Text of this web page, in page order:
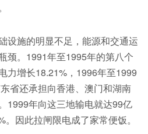
设施的明显不足，能源和交通运
颈。1991年至1995年的第八个
力增长18.21%，1996年至1999
省还承担向香港、澳门和湖南
1999年向这三地输电就达99亿
因此拉闸限电成了家常便饭。